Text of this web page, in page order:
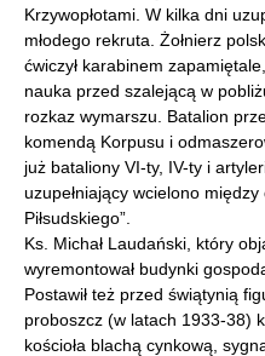
Krzywopłotami. W kilka dni
młodego rekruta. Żołnierz
ćwiczył karabinem
nauka przed szalejącą w
rozkaz wymarszu. Batalion
komendą Korpusu i
już bataliony VI-ty, IV-ty i
uzupełniający wcielono
Piłsudskiego”.
Ks. Michał Laudański, który
wyremontował budynki
Postawił też przed świątynią
proboszcz (w latach 1933-38)
kościoła blachą cynkową,